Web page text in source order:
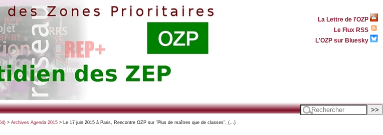
La Lettre de l'OZP
Le Flux RSS
L'OZP sur Bluesky
> Archives Agenda 2015> Le 17 juin 2015 à Paris, Rencontre OZP sur "Plus de maîtres que de classes", (…)